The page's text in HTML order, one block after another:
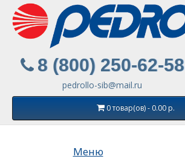
8 (800) 250-62-58
pedrollo-sib@mail.ru
0 товар(ов) - 0.00 р.
Меню